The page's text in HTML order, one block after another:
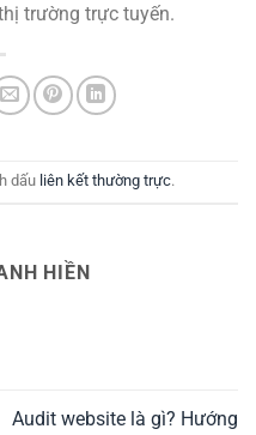
trường trực tuyến.
dấu liên kết thường trực.
HIỀN
Audit website là gì? Hướng